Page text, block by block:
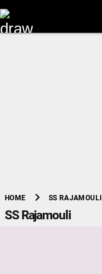
HOME chevron_right SS RAJAMOULI
SS Rajamouli